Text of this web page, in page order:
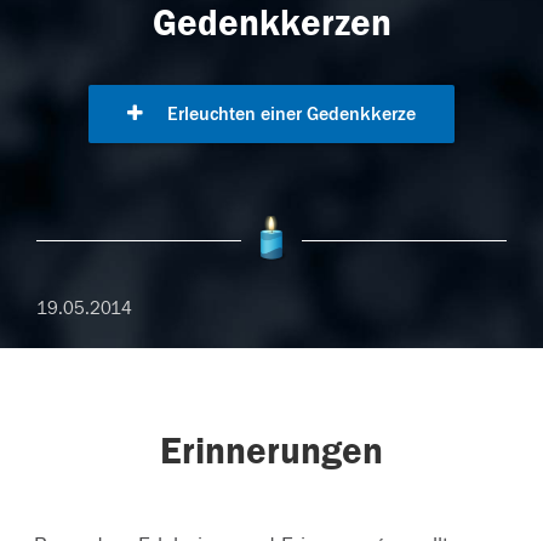
Gedenkkerzen
Erleuchten einer Gedenkkerze
19.05.2014
Erinnerungen